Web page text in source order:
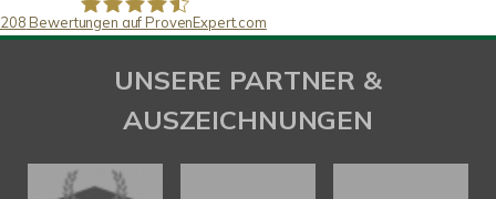
SAW Immobilien
208 Bewertungen auf ProvenExpert.com
UNSERE PARTNER &
AUSZEICHNUNGEN